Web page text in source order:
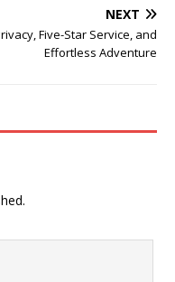
NEXT
Five-Star Service, and
Effortless Adventure